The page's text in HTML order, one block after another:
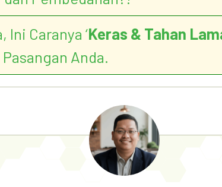
Ini Caranya ‘Keras & Tahan
Anda.